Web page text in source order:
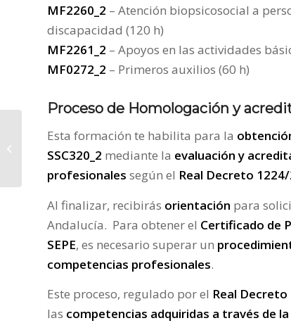
MF2260_2 – Atención biopsicosocial a
discapacidad (120 h)
MF2261_2 – Apoyos en las actividades
MF0272_2 – Primeros auxilios (60 h)
Proceso de Homologación y
Esta formación te habilita para la
SSC320_2 mediante la evaluación y
profesionales según el Real Decreto
Al finalizar, recibirás orientación para
Andalucía. Para obtener el Certificado de
SEPE, es necesario superar un
competencias profesionales.
Este proceso, regulado por el Real
las competencias adquiridas a través de
¡Nueva formación para futuros
Docentes!